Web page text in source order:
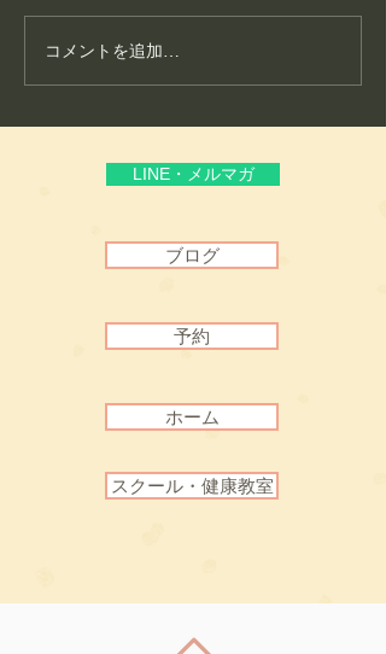
護身フィットネス教室が
生まれた理由
コメントを追加…
LINE・メルマガ
ブログ
予約
ホーム
スクール・健康教室